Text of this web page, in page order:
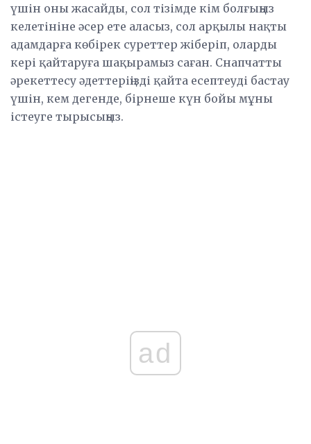
үшін оны жасайды, сол тізімде кім болғыңыз
келетініне әсер ете аласыз, сол арқылы нақты
адамдарға көбірек суреттер жіберіп, оларды
кері қайтаруға шақырамыз саған. Снапчатты
әрекеттесу әдеттеріңізді қайта есептеуді бастау
үшін, кем дегенде, бірнеше күн бойы мұны
істеуге тырысыңыз.
ad